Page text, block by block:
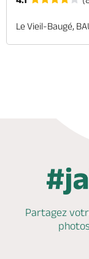
Le Vieil-Baugé,
Partagez